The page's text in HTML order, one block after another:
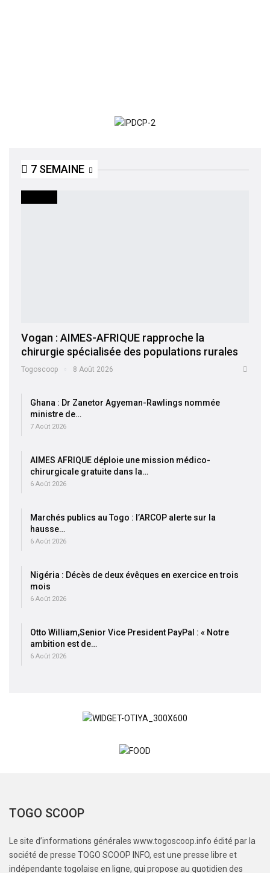
7 SEMAINE
Vogan : AIMES-AFRIQUE rapproche la
chirurgie spécialisée des populations rurales
Togoscoop 8 Août 2026
Ghana : Dr Zanetor Agyeman-Rawlings nommée
ministre de…
7 Août 2026
AIMES AFRIQUE déploie une mission médico-
chirurgicale gratuite dans la…
6 Août 2026
Marchés publics au Togo : l’ARCOP alerte sur la
hausse…
6 Août 2026
Nigéria : Décès de deux évêques en exercice en trois
mois
6 Août 2026
Otto William,Senior Vice President PayPal : « Notre
ambition est de…
6 Août 2026
TOGO SCOOP
Le site d’informations générales www.togoscoop.info édité par la
société de presse TOGO SCOOP INFO, est une presse libre et
indépendante togolaise en ligne, qui propose au quotidien des